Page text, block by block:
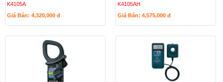
K4105A
Giá Bán: 4,320,000 đ
K4105AH
Giá Bán: 4,575,000 đ